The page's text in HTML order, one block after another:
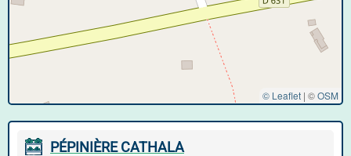
© Leaflet | ©OSM
PÉPINIÈRE CATHALA